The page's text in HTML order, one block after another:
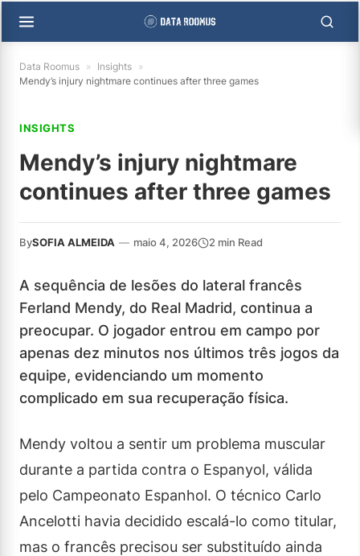
Data Roomus » Insights »
Mendy’s injury nightmare continues after three games
INSIGHTS
Mendy’s injury nightmare
continues after three games
BySOFIA ALMEIDA — maio 4, 2026 2 min Read
A sequência de lesões do lateral francês
Ferland Mendy, do Real Madrid, continua a
preocupar. O jogador entrou em campo por
apenas dez minutos nos últimos três jogos da
equipe, evidenciando um momento
complicado em sua recuperação física.
Mendy voltou a sentir um problema muscular
durante a partida contra o Espanyol, válida
pelo Campeonato Espanhol. O técnico Carlo
Ancelotti havia decidido escalá-lo como titular,
mas o francês precisou ser substituído ainda